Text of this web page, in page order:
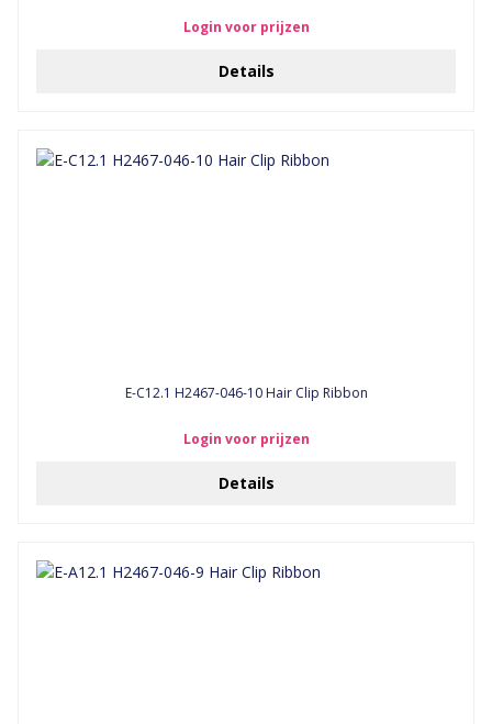
Login voor prijzen
Details
E-C12.1 H2467-046-10 Hair Clip Ribbon
Login voor prijzen
Details